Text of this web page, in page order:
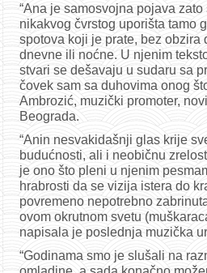
“Ana je samosvojna pojava
nikakvog čvrstog uporišta tamo
spotova koji je prate, bez
dnevne ili noćne. U njenim
stvari se dešavaju u sudaru sa
čovek sam sa duhovima onog
Ambrozić, muzički promoter,
Beograda.
“Anin nesvakidašnji glas krije
budućnosti, ali i neobičnu
je ono što pleni u njenim
hrabrosti da se vizija istera do
povremeno nepotrebno
ovom okrutnom svetu
napisala je poslednja muzička
“Godinama smo je slušali na